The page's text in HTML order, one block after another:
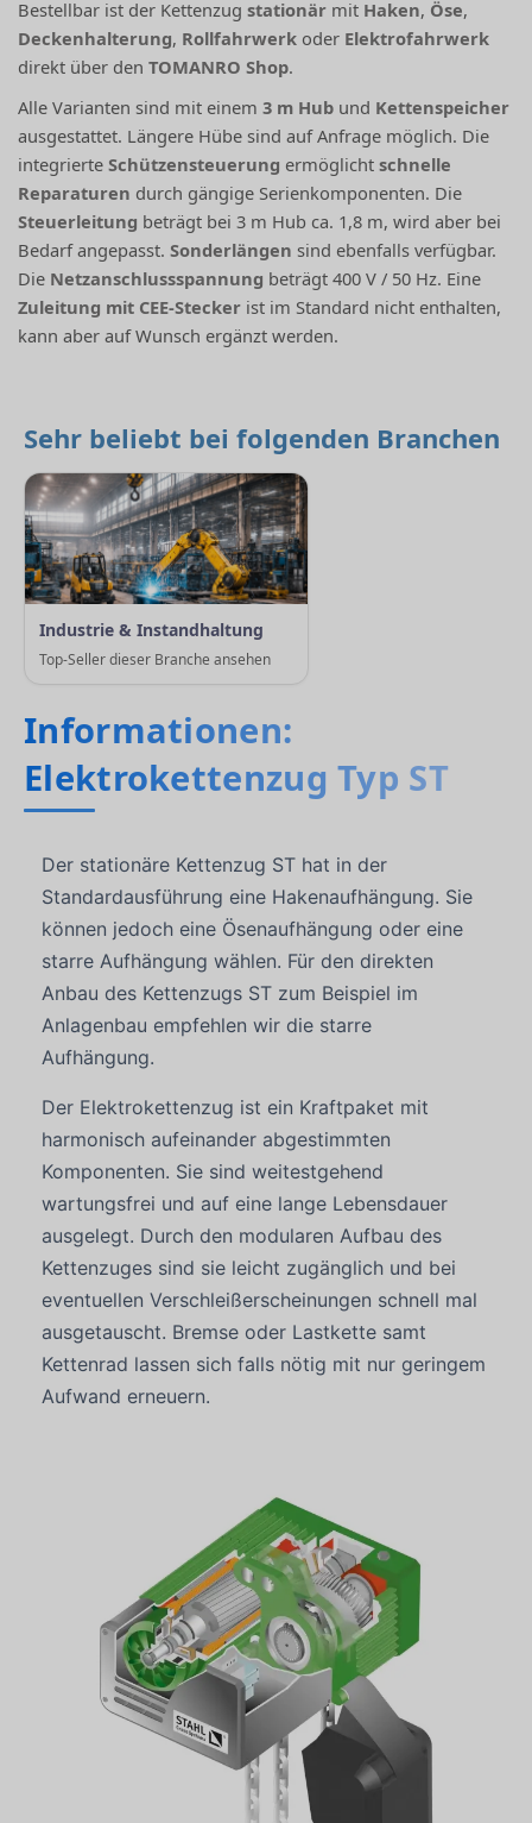
Bestellbar ist der Kettenzugstationär mit Haken, Öse,
Deckenhalterung, Rollfahrwerk oder Elektrofahrwerk
direkt über denTOMANRO Shop.
Alle Varianten sind mit einem3 m Hub und Kettenspeicher
ausgestattet. Längere Hübe sind auf Anfrage möglich. Die
integrierteSchützensteuerung ermöglichtschnelle
Reparaturen durch gängige Serienkomponenten. Die
Steuerleitung beträgt bei 3 m Hub ca. 1,8 m, wird aber bei
Bedarf angepasst.Sonderlängen sind ebenfalls verfügbar.
Die Netzanschlussspannung beträgt 400 V / 50 Hz. Eine
Zuleitung mit CEE-Stecker ist im Standard nicht enthalten,
kann aber auf Wunsch ergänzt werden.
Sehr beliebt bei folgenden Branchen
Industrie & Instandhaltung
Top-Seller dieser Branche ansehen
Informationen:
Elektrokettenzug Typ ST
Der stationäre Kettenzug ST hat in der
Standardausführung eine Hakenaufhängung. Sie
können jedoch eine Ösenaufhängung oder eine
starre Aufhängung wählen. Für den direkten
Anbau des Kettenzugs ST zum Beispiel im
Anlagenbau empfehlen wir die starre
Aufhängung.
Der Elektrokettenzug ist ein Kraftpaket mit
harmonisch aufeinander abgestimmten
Komponenten. Sie sind weitestgehend
wartungsfrei und auf eine lange Lebensdauer
ausgelegt. Durch den modularen Aufbau des
Kettenzuges sind sie leicht zugänglich und bei
eventuellen Verschleißerscheinungen schnell mal
ausgetauscht. Bremse oder Lastkette samt
Kettenrad lassen sich falls nötig mit nur geringem
Aufwand erneuern.